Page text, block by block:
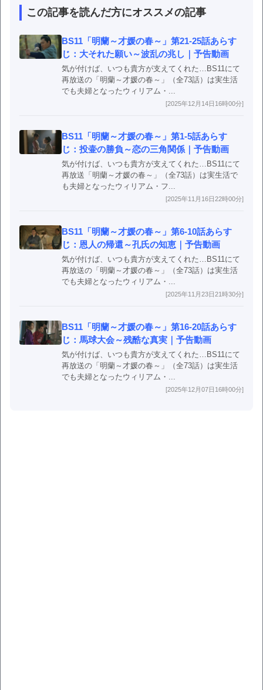
この記事を読んだ方にオススメの記事
BS11「明蘭～才媛の春～」第21-25話あらす
じ：大それた願い～波乱の兆し｜予告動画
気が付けば、いつも貴方が支えてくれた…BS11にて
再放送の「明蘭～才媛の春～」（全73話）は実生活
でも夫婦となったウィリアム・...
[2025年12月14日16時00分]
BS11「明蘭～才媛の春～」第1-5話あらす
じ：投壷の勝負～恋の三角関係｜予告動画
気が付けば、いつも貴方が支えてくれた…BS11にて
再放送「明蘭～才媛の春～」（全73話）は実生活で
も夫婦となったウィリアム・フ...
[2025年11月16日22時00分]
BS11「明蘭～才媛の春～」第6-10話あらす
じ：恩人の帰還～孔氏の知恵｜予告動画
気が付けば、いつも貴方が支えてくれた…BS11にて
再放送の「明蘭～才媛の春～」（全73話）は実生活
でも夫婦となったウィリアム・...
[2025年11月23日21時30分]
BS11「明蘭～才媛の春～」第16-20話あらす
じ：馬球大会～残酷な真実｜予告動画
気が付けば、いつも貴方が支えてくれた…BS11にて
再放送の「明蘭～才媛の春～」（全73話）は実生活
でも夫婦となったウィリアム・...
[2025年12月07日16時00分]